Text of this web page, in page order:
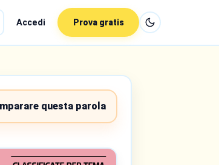
Accedi Prova gratis
questa parola